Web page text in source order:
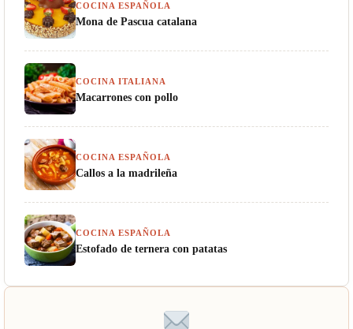
COCINA ESPAÑOLA
Mona de Pascua catalana
COCINA ITALIANA
Macarrones con pollo
COCINA ESPAÑOLA
Callos a la madrileña
COCINA ESPAÑOLA
Estofado de ternera con patatas